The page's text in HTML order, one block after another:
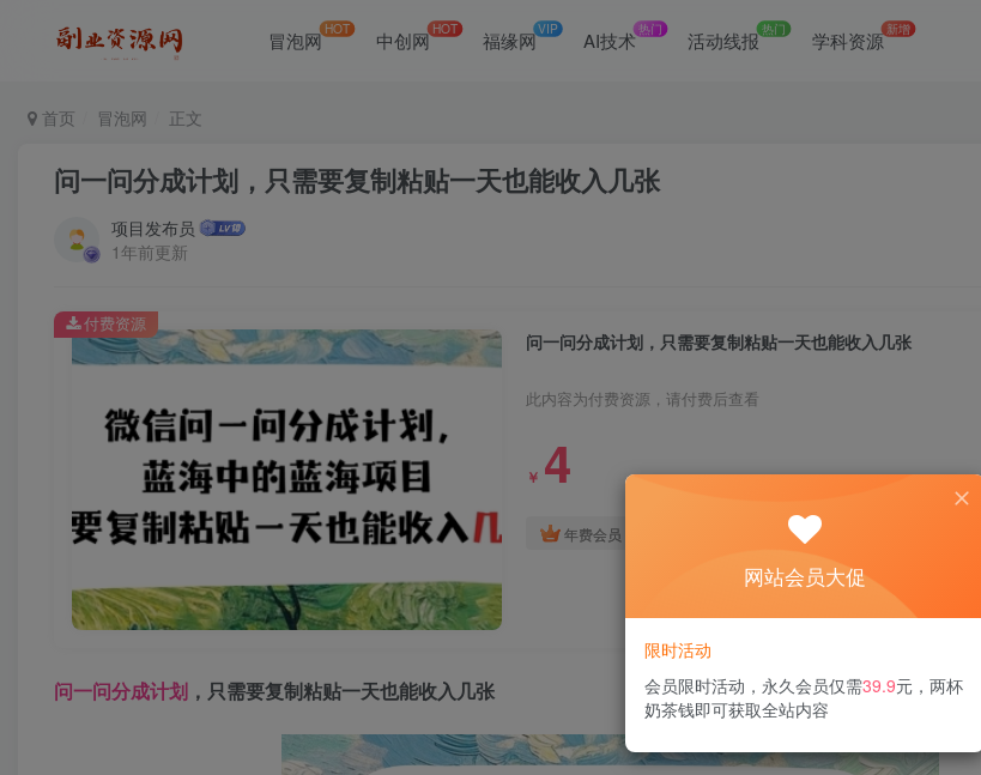
冒泡网 HOT 中创网 HOT 福缘网VIP AI技术热门 活动线报热门 学科资源 新增
首页 冒泡网 正文
问一问分成计划，只需要复制粘贴一天也能收入几张
项目发布员
1年前更新
问一问分成计划，只需要复制粘贴一天也能收入几张
此内容为付费资源，请付费后查看
￥ 4
年费会员 免费
付费资源
问一问分成计划 ，只需要复制粘贴一天也能收入几张
网站会员大促
限时活动
会员限时活动，永久会员仅需39.9元，两杯
奶茶钱即可获取全站内容